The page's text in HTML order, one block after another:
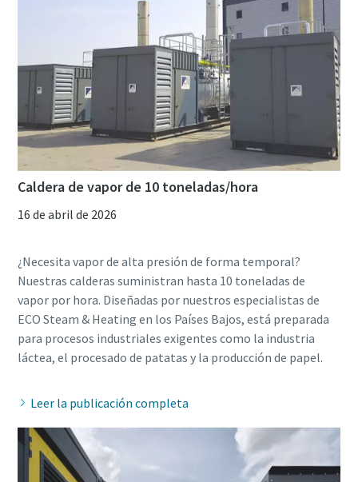
Caldera de vapor de 10 toneladas/hora
16 de abril de 2026
¿Necesita vapor de alta presión de forma temporal?
Nuestras calderas suministran hasta 10 toneladas de
vapor por hora. Diseñadas por nuestros especialistas de
ECO Steam & Heating en los Países Bajos, está preparada
para procesos industriales exigentes como la industria
Leer la publicación completa